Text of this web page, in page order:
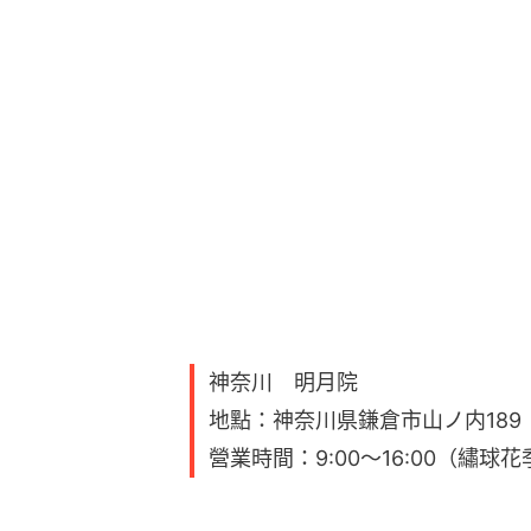
神奈川 明月院
地點：神奈川県鎌倉市山ノ内189
營業時間：9:00～16:00（繡球花